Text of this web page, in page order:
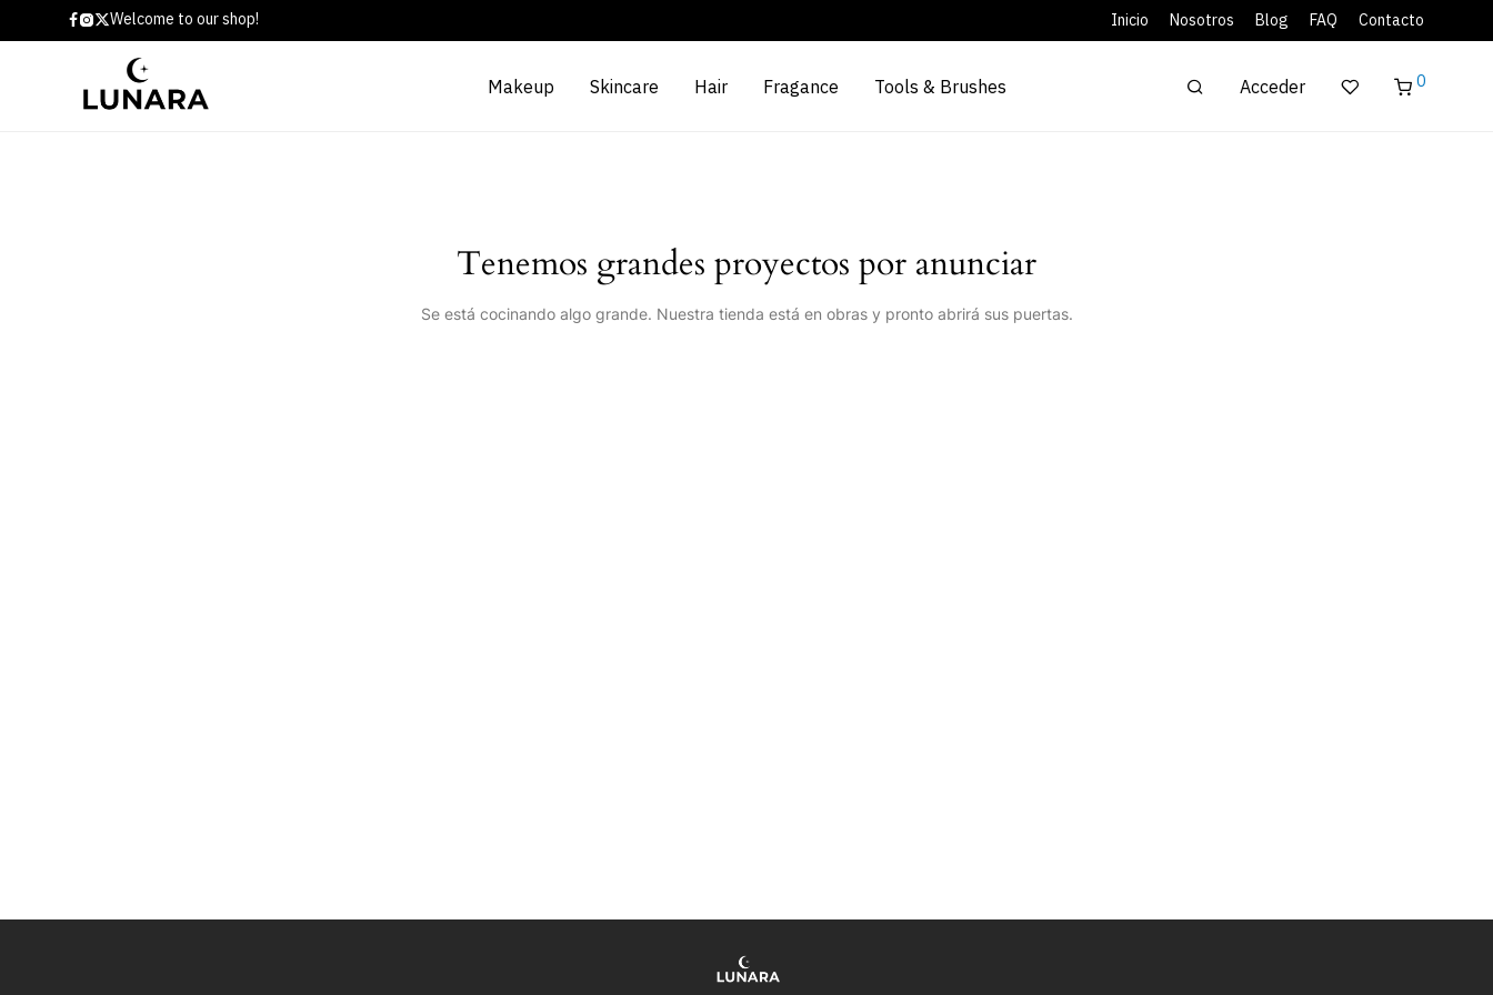
Welcome to our shop! Inicio Nosotros Blog FAQ Contacto
Makeup Skincare Hair Fragance Tools & Brushes Acceder 0
Tenemos grandes proyectos por anunciar
Se está cocinando algo grande. Nuestra tienda está en obras y pronto abrirá sus puertas.